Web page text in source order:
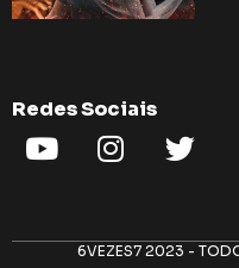
Redes Sociais
6VEZES7 2023 -